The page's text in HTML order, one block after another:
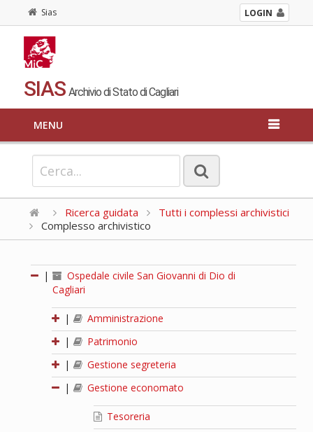
Sias LOGIN
SIAS Archivio di Stato di Cagliari
MENU
Ricerca guidata
Tutti i complessi archivistici
Complesso archivistico
|
Ospedale civile San Giovanni di Dio di
Cagliari
|
Amministrazione
|
Patrimonio
|
Gestione segreteria
|
Gestione economato
Tesoreria